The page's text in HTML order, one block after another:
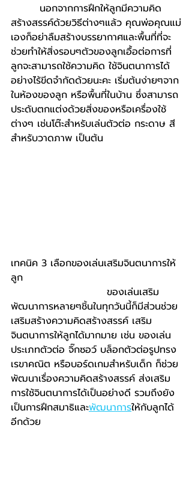
        นอกจากการฝึกให้ลูกมีความคิด
สร้างสรรค์ด้วยวิธีต่างๆแล้ว คุณพ่อคุณแม่
เองก็อย่าลืมสร้างบรรยากาศและพื้นที่ที่จะ
ช่วยทำให้สิ่งรอบๆตัวของลูกเอื้อต่อการที่
ลูกจะสามารถใช้ความคิด ใช้จินตนาการได้
อย่างไร้ขีดจำกัดด้วยนะคะ เริ่มต้นง่ายๆจาก
ในห้องของลูก หรือพื้นที่ในบ้าน ซึ่งสามารถ
ประดับตกแต่งด้วยสิ่งของหรือเครื่องใช้
ต่างๆ เช่นโต๊ะสำหรับเล่นตัวต่อ กระดาษ สี
สำหรับวาดภาพ เป็นต้น
เทคนิค 3 เลือกของเล่นเสริมจินตนาการให้
ลูก
พัฒนาการหลายๆชิ้นในทุกวันนี้ก็มีส่วนช่วย
เสริมสร้างความคิดสร้างสรรค์ เสริม
จินตนาการให้ลูกได้มากมาย เช่น ของเล่น
ประเภทตัวต่อ จิ๊กซอว์ บล็อกตัวต่อรูปทรง
เรขาคณิต หรือบอร์ดเกมสำหรับเด็ก ก็ช่วย
พัฒนาเรื่องความคิดสร้างสรรค์ ส่งเสริม
การใช้จินตนาการได้เป็นอย่างดี รวมถึงยัง
เป็นการฝึกสมาธิและพัฒนาการให้กับลูกได้
อีกด้วย